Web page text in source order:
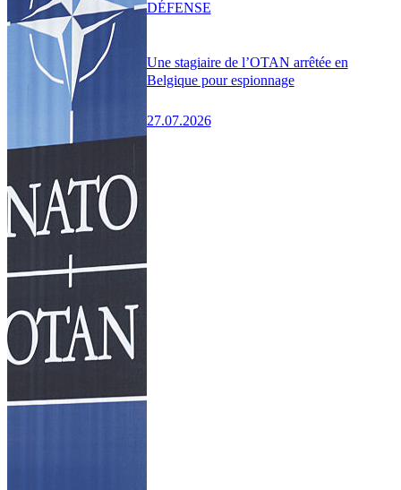
Une stagiaire de l’OTAN arrêtée en
Belgique pour espionnage
27.07.2026
DÉFENSE